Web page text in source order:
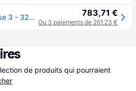
Ratio Solar 22 kW - Phase 3 - 32A - Type 2 - Prise - Wallbox-38870 783,71 €
Ou 3 paiements de 261,23 €
de produits qui pourraient